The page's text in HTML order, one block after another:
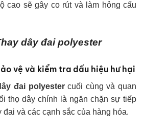
cao sẽ gây co rút và làm hỏng cấu
dây đai polyester
vệ và kiểm tra dấu hiệu hư hại
đai polyestercuối cùng và quan
thọ dây chính là ngăn chặn sự tiếp
và các cạnh sắc của hàng hóa.